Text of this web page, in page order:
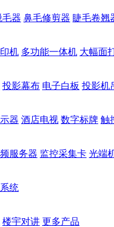
毛器 鼻毛修剪器 睫毛卷翘
机 多功能一体机 大幅面
投影幕布 电子白板 投影机
器 酒店电视 数字标牌 触
服务器 监控采集卡 光端
统
楼宇对讲 更多产品